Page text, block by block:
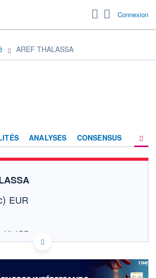
Connexion
AREF THALASSA
ANALYSES CONSENSUS
EUR
MLARE
DONNÉES TEMPS RÉEL
places